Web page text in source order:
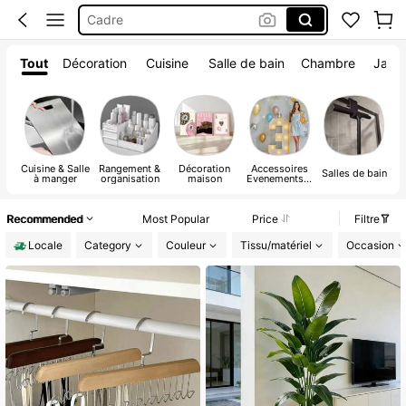
Cadre
Tout Décoration Cuisine Salle de bain Chambre
Cuisine & Salle
à manger
Rangement &
organisation
Décoration
maison
Accessoires
Evenements & Salles de bain
Recommended Most Popular Price
Filtre
Locale
Category Couleur Tissu/matériel Occasion